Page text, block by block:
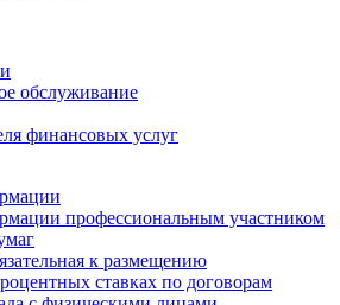
обслуживание
финансовых услуг
профессиональным участником
к размещению
ставках по договорам